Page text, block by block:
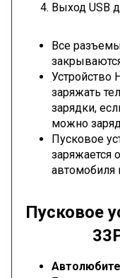
Выход USB
Все
Устройство
заряжать
зарядки,
можно
Пусковое
заряжается
автомобиля
Пусковое